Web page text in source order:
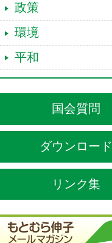
政策
環境
平和
国会質問
ダウンロード
リンク集